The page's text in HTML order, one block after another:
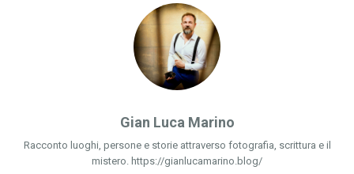
Gian Luca Marino
Racconto luoghi, persone e storie attraverso fotografia, scrittura e il
mistero. https://gianlucamarino.blog/